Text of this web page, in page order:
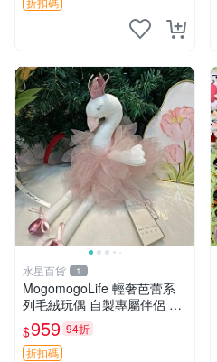
水星百貨 1
MogomogoLife 輕奢芭蕾系
列毛絨玩偶 自製專屬伴侶 帶
標牌全新成色 芭蕾系列 毛絨
玩偶 安撫玩具 新款上架
$959 94折
折扣碼